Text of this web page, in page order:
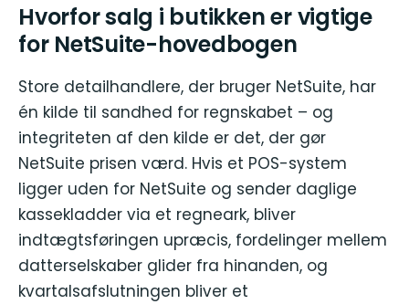
Hvorfor salg i butikken er vigtige
for NetSuite-hovedbogen
Store detailhandlere, der bruger NetSuite, har
én kilde til sandhed for regnskabet – og
integriteten af den kilde er det, der gør
NetSuite prisen værd. Hvis et POS-system
ligger uden for NetSuite og sender daglige
kassekladder via et regneark, bliver
indtægtsføringen upræcis, fordelinger mellem
datterselskaber glider fra hinanden, og
kvartalsafslutningen bliver et